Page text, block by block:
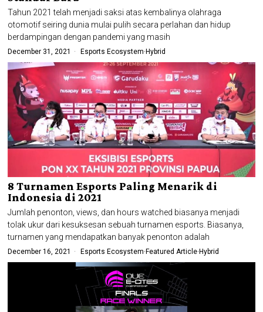
Tahun 2021 telah menjadi saksi atas kembalinya olahraga
otomotif seiring dunia mulai pulih secara perlahan dan hidup
berdampingan dengan pandemi yang masih
December 31, 2021 Esports Ecosystem· Hybrid
8 Turnamen Esports Paling Menarik di
Indonesia di 2021
Jumlah penonton, views, dan hours watched biasanya menjadi
tolak ukur dari kesuksesan sebuah turnamen esports. Biasanya,
turnamen yang mendapatkan banyak penonton adalah
December 16, 2021 Esports Ecosystem· Featured Article· Hybrid